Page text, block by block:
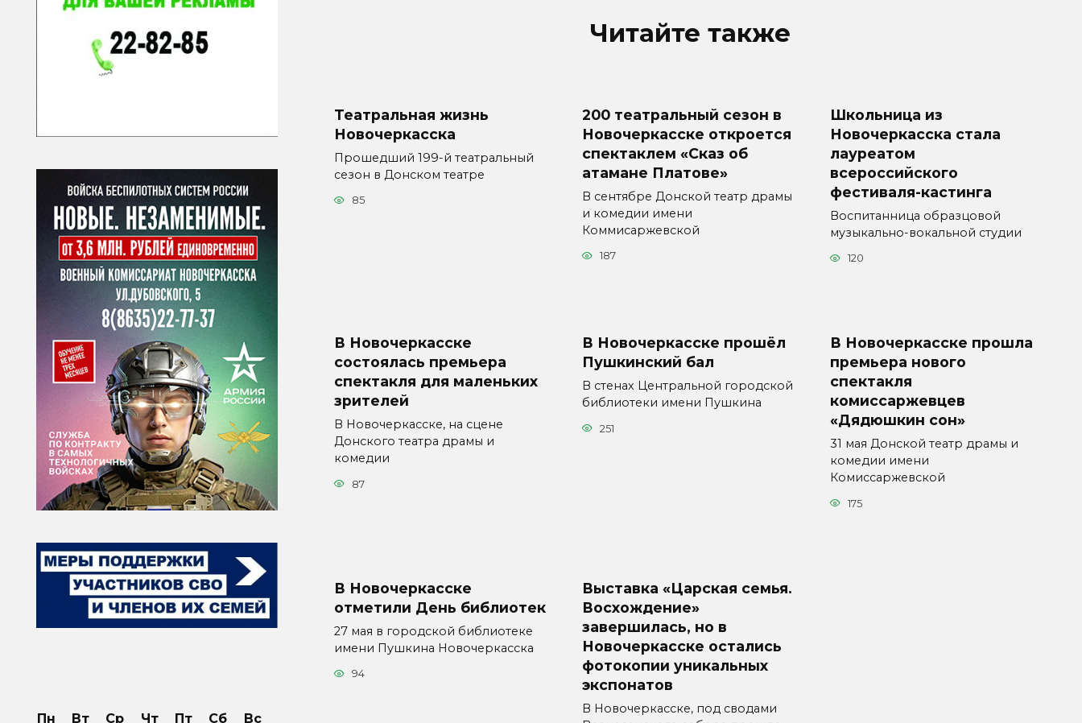
Читайте также
Театральная жизнь
Новочеркасска
Прошедший 199-й театральный
сезон в Донском театре
85
200 театральный сезон в
Новочеркасске откроется
спектаклем «Сказ об
атамане Платове»
В сентябре Донской театр драмы
и комедии имени
Коммисаржевской
187
Школьница из
Новочеркасска стала
лауреатом
всероссийского
фестиваля-кастинга
Воспитанница образцовой
музыкально-вокальной студии
120
В Новочеркасске
состоялась премьера
спектакля для маленьких
зрителей
В Новочеркасске, на сцене
Донского театра драмы и
комедии
87
В Новочеркасске прошёл
Пушкинский бал
В стенах Центральной городской
библиотеки имени Пушкина
251
В Новочеркасске прошла
премьера нового
спектакля
комиссаржевцев
«Дядюшкин сон»
31 мая Донской театр драмы и
комедии имени
Комиссаржевской
175
В Новочеркасске
отметили День библиотек
27 мая в городской библиотеке
имени Пушкина Новочеркасска
94
Выставка «Царская семья.
Восхождение»
завершилась, но в
Новочеркасске остались
фотокопии уникальных
экспонатов
В Новочеркасске, под сводами
Пн Вт Ср Чт Пт Сб
Вс